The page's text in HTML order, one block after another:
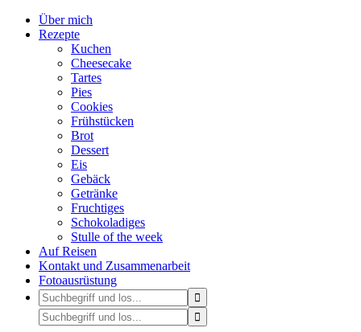
Über mich
Rezepte
Kuchen
Cheesecake
Tartes
Pies
Cookies
Frühstücken
Brot
Dessert
Eis
Gebäck
Getränke
Fruchtiges
Schokoladiges
Stulle of the week
Auf Reisen
Kontakt und Zusammenarbeit
Fotoausrüstung